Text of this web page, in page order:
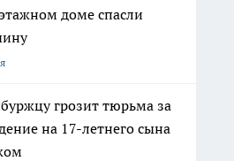
доме спасли
грозит тюрьма за
на 17-летнего сына